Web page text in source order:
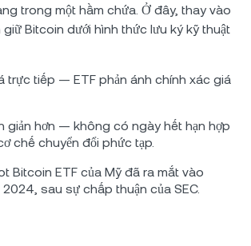
trong một hầm chứa. Ở đây, thay vào
Bitcoin dưới hình thức lưu ký kỹ thuật
trực tiếp — ETF phản ánh chính xác giá
giản hơn — không có ngày hết hạn hợp
chế chuyển đổi phức tạp.
Bitcoin ETF của Mỹ đã ra mắt vào
2024, sau sự chấp thuận của SEC.